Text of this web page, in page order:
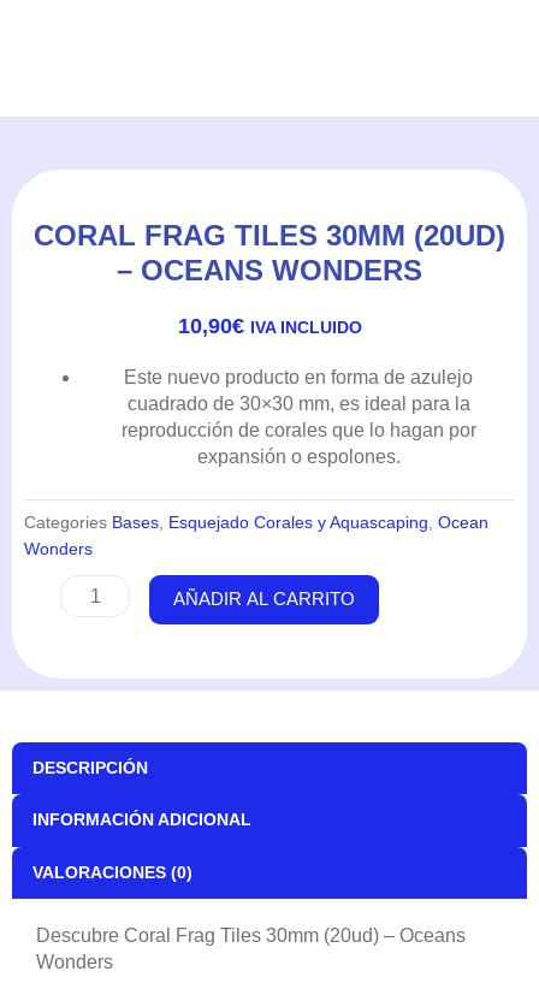
CORAL FRAG TILES 30MM (20UD)
– OCEANS WONDERS
10,90€ IVA INCLUIDO
Este nuevo producto en forma de azulejo
cuadrado de 30×30 mm, es ideal para la
reproducción de corales que lo hagan por
expansión o espolones.
Categories Bases Esquejado Corales y Aquascaping Ocean
Wonders
Coral
(20ud)
Oceans
Wonders
AÑADIR AL CARRITO
DESCRIPCIÓN
INFORMACIÓN ADICIONAL
VALORACIONES (0)
Descubre Coral Frag Tiles 30mm (20ud) – Oceans
Wonders